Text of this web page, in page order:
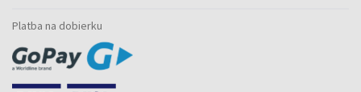
Platba na dobierku